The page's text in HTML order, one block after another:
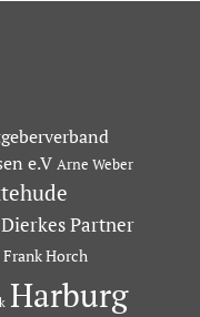
e.V Arne Weber
Dierkes Partner
Frank Horch
Harburg